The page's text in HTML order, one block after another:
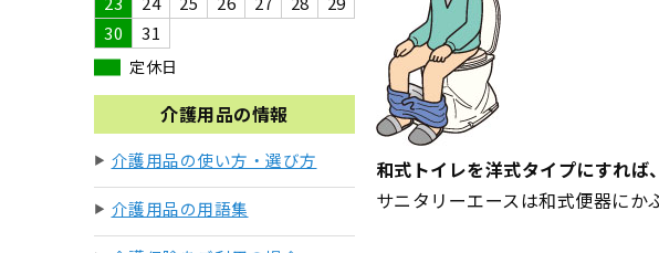
30
31
定休日
介護用品の情報
介護用品の使い方・選び方
介護用品の用語集
和式トイレを洋式タイプにすれば
サニタリーエースは和式便器にか